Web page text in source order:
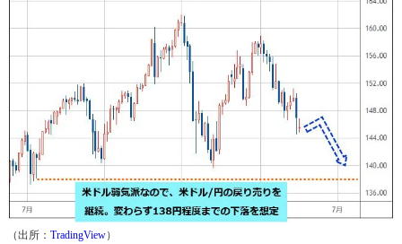
（出所： TradingView）